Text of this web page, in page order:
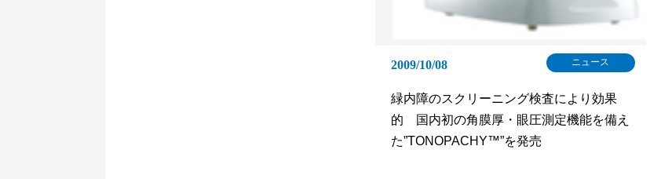
2009/10/08 ニュース
緑内障のスクリーニング検査により効果
的 国内初の角膜厚・眼圧測定機能を備え
た”TONOPACHY™”を発売